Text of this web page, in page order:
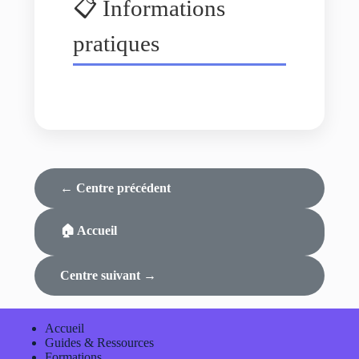
📋 Informations
pratiques
← Centre précédent
🏠 Accueil
Centre suivant →
Accueil
Guides & Ressources